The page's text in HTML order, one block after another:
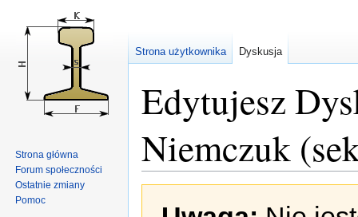
Edytujesz
Niemczuk
Strona użytkownika Dyskusja
Strona główna
Forum społeczności
Ostatnie zmiany
Pomoc